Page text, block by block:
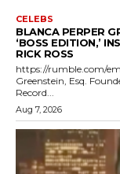
CELEBS
BLANCA PERPER
‘BOSS EDITION,’
RICK ROSS
https://rumble.com/
Greenstein, Esq.
Record...
Aug 7, 2026